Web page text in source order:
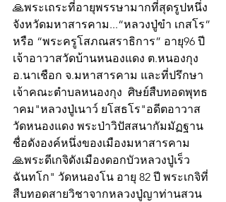
🙏พระเถระที่อายุพรรษามากที่สุดรูปหนึ่ง
จังหวัดมหาสารคาม...“หลวงปู่ขำ เกสโร”
หรือ “พระครูโสภณสราธิการ” อายุ96 ปี
เจ้าอาวาสวัดบ้านหนองแดง ต.หนองกุง
อ.นาเชือก จ.มหาสารคาม และที่ปรึกษา
เจ้าคณะตำบลหนองกุง  ศิษย์สืบทอดพุทธ
าคม"หลวงปู่เนาว์ ยโสธโร"อดีตอาวาส
วัดหนองแดง พระป่าวิปัสสนากัมมัฏฐาน
ชื่อดังองค์หนึ่งของเมืองมหาสารคาม
🙏พระดีเกจิดังเมืองดอกบัวหลวงปู่เร็ว
ฉันทโก" วัดหนองโน อายุ 82 ปี พระเกจิที่
สืบทอดสายวิชาจากหลวงปู่ญาท่านสวน